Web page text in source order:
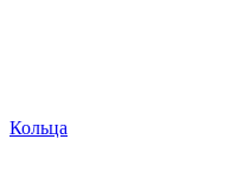
Кольца